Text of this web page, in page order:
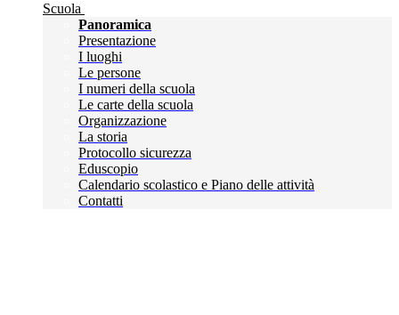
Scuola
Panoramica
Presentazione
I luoghi
Le persone
I numeri della scuola
Le carte della scuola
Organizzazione
La storia
Protocollo sicurezza
Eduscopio
Calendario scolastico e Piano delle attività
Contatti